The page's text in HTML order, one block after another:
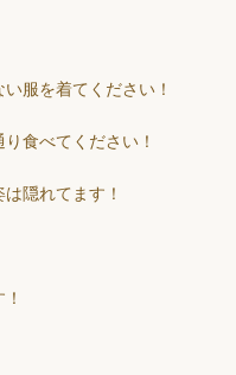
服を着てください！
食べてください！
隠れてます！